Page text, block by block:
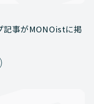
記事がMONOistに掲